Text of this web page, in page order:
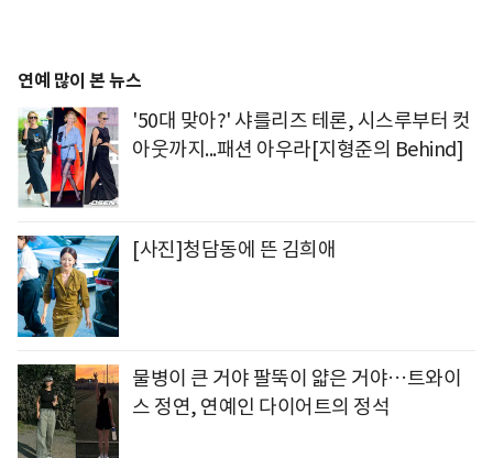
연예 많이 본 뉴스
'50대 맞아?' 샤를리즈 테론, 시스루부터 컷
아웃까지...패션 아우라[지형준의 Behind]
[사진]청담동에 뜬 김희애
물병이 큰 거야 팔뚝이 얇은 거야…트와이
스 정연, 연예인 다이어트의 정석